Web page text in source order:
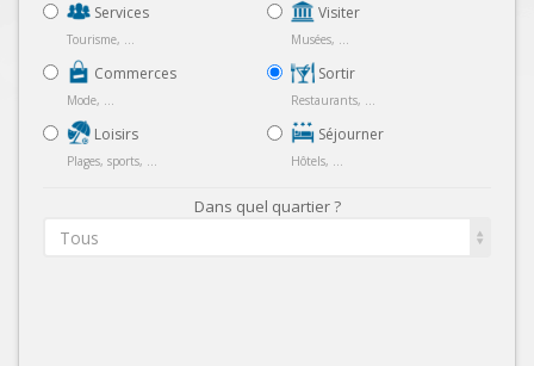
Services
Tourisme, ...
Commerces
Mode, ...
Loisirs
Plages, sports, ...
Visiter
Musées, ...
Sortir
Restaurants, ...
Séjourner
Hôtels, ...
Dans quel quartier ?
Tous